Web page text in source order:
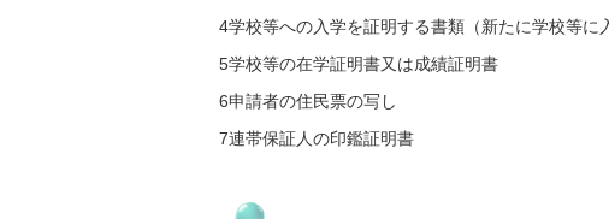
4学校等への入学を証明する書類（新たに学校等に
5学校等の在学証明書又は成績証明書
6申請者の住民票の写し
7連帯保証人の印鑑証明書